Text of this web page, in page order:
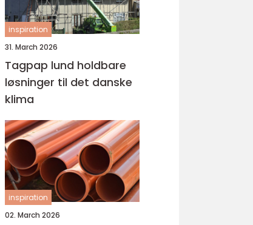
inspiration
31. March 2026
Tagpap lund holdbare
løsninger til det danske
klima
inspiration
02. March 2026